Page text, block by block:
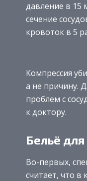
давление в 15
сечение
кровоток в 5
Компрессия
а не причину.
проблем с
к доктору.
Бельё
Во-первых,
считает, что